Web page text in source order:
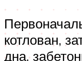
котлован,
дна,